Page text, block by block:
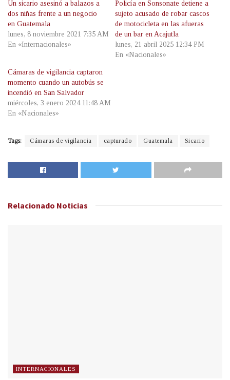
Un sicario asesinó a balazos a
dos niñas frente a un negocio
en Guatemala
lunes, 8 noviembre 2021 7:35 AM
En «Internacionales»
Policía en Sonsonate detiene a
sujeto acusado de robar cascos
de motocicleta en las afueras
de un bar en Acajutla
lunes, 21 abril 2025 12:34 PM
En «Nacionales»
Cámaras de vigilancia captaron
momento cuando un autobús se
incendió en San Salvador
miércoles, 3 enero 2024 11:48 AM
En «Nacionales»
Tags: Cámaras de vigilancia capturado Guatemala Sicario
Relacionado Noticias
INTERNACIONALES